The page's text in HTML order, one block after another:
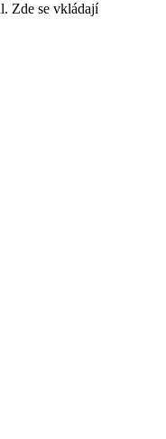
Zde se vkládají